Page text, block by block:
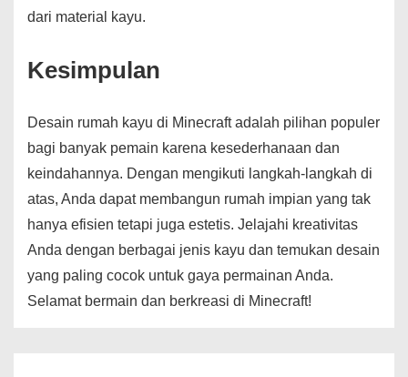
dari material kayu.
Kesimpulan
Desain rumah kayu di Minecraft adalah pilihan populer
bagi banyak pemain karena kesederhanaan dan
keindahannya. Dengan mengikuti langkah-langkah di
atas, Anda dapat membangun rumah impian yang tak
hanya efisien tetapi juga estetis. Jelajahi kreativitas
Anda dengan berbagai jenis kayu dan temukan desain
yang paling cocok untuk gaya permainan Anda.
Selamat bermain dan berkreasi di Minecraft!